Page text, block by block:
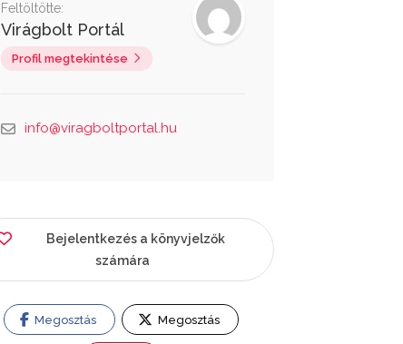
Feltöltötte:
Virágbolt Portál
Profil megtekintése
info@viragboltportal.hu
Bejelentkezés a könyvjelzők
számára
Megosztás Megosztás